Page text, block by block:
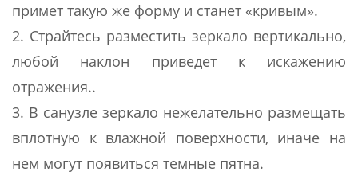
примет такую же форму и станет «кривым».
2. Страйтесь разместить зеркало вертикально,
любой наклон приведет к искажению
отражения..
3. В санузле зеркало нежелательно размещать
вплотную к влажной поверхности, иначе на
нем могут появиться темные пятна.